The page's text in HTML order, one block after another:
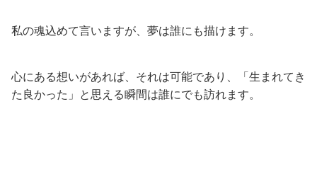
私の魂込めて言いますが、夢は誰にも描けます。
心にある想いがあれば、それは可能であり、「生まれてき
た良かった」と思える瞬間は誰にでも訪れます。